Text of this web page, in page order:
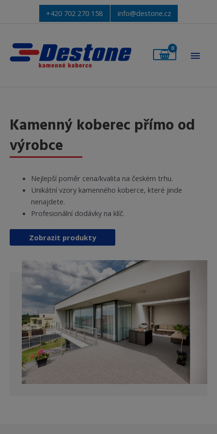
+420 702 270 158 info@destone.cz
Kamenný koberec přímo od
výrobce
Nejlepší poměr cena/kvalita na českém trhu.
Unikátní vzory kamenného koberce, které jinde
nenajdete.
Profesionální dodávky na klíč.
Zobrazit produkty